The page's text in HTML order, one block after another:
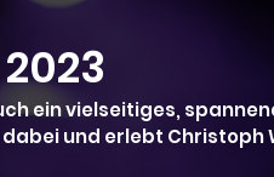
2023
ein vielseitiges,
und erlebt Christoph